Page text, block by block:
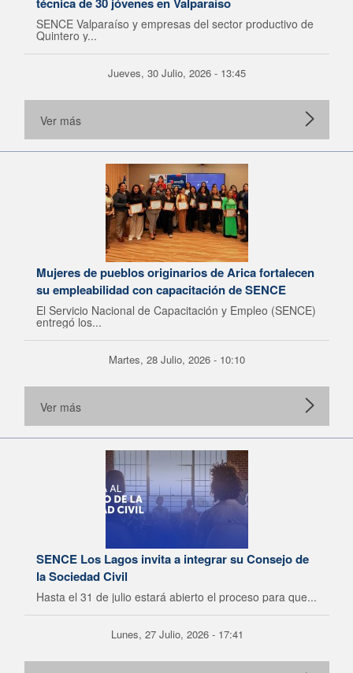
SENCE Valparaíso y empresas del sector productivo de
Quintero y...
Jueves, 30 Julio, 2026 - 13:45
Ver más
Mujeres de pueblos originarios de Arica fortalecen
su empleabilidad con capacitación de SENCE
El Servicio Nacional de Capacitación y Empleo (SENCE)
entregó los...
Martes, 28 Julio, 2026 - 10:10
Ver más
SENCE Los Lagos invita a integrar su Consejo de
la Sociedad Civil
Hasta el 31 de julio estará abierto el proceso para que...
Lunes, 27 Julio, 2026 - 17:41